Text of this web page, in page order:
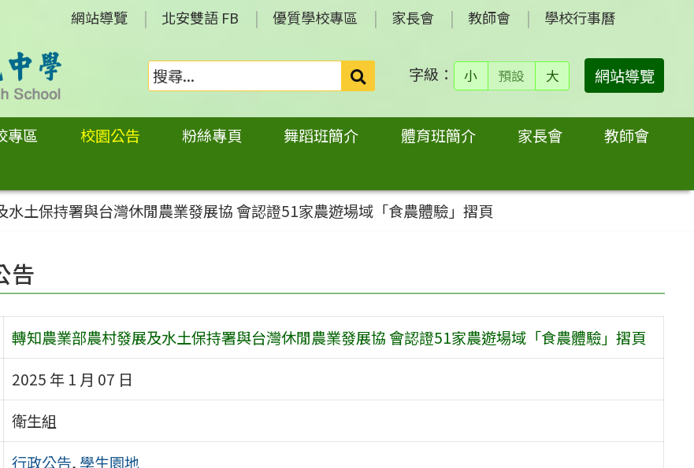
網站導覽 北安雙語 FB 優質學校專區 家長會 教師會 學校行事曆
搜
尋：
字級： 小 預設 大 網站導覽
專區 校園公告 粉絲專頁 舞蹈班簡介 體育班簡介 家長會
教師會
水土保持署與台灣休閒農業發展協 會認證51家農遊場域「食農體驗」摺頁
告
轉知農業部農村發展及水土保持署與台灣休閒農業發展協 會認證51家農遊場域「食農體驗」摺頁
2025 年 1 月 07 日
衛生組
行政公告, 學生園地